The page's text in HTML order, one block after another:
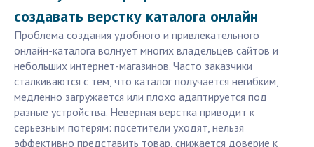
создавать верстку каталога онлайн
Проблема создания удобного и привлекательного
онлайн-каталога волнует многих владельцев сайтов и
небольших интернет-магазинов. Часто заказчики
сталкиваются с тем, что каталог получается негибким,
медленно загружается или плохо адаптируется под
разные устройства. Неверная верстка приводит к
серьезным потерям: посетители уходят, нельзя
эффективно представить товар, снижается доверие к